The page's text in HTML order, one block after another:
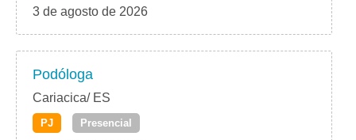
3 de agosto de 2026
Podóloga
Cariacica/ ES
PJ Presencial